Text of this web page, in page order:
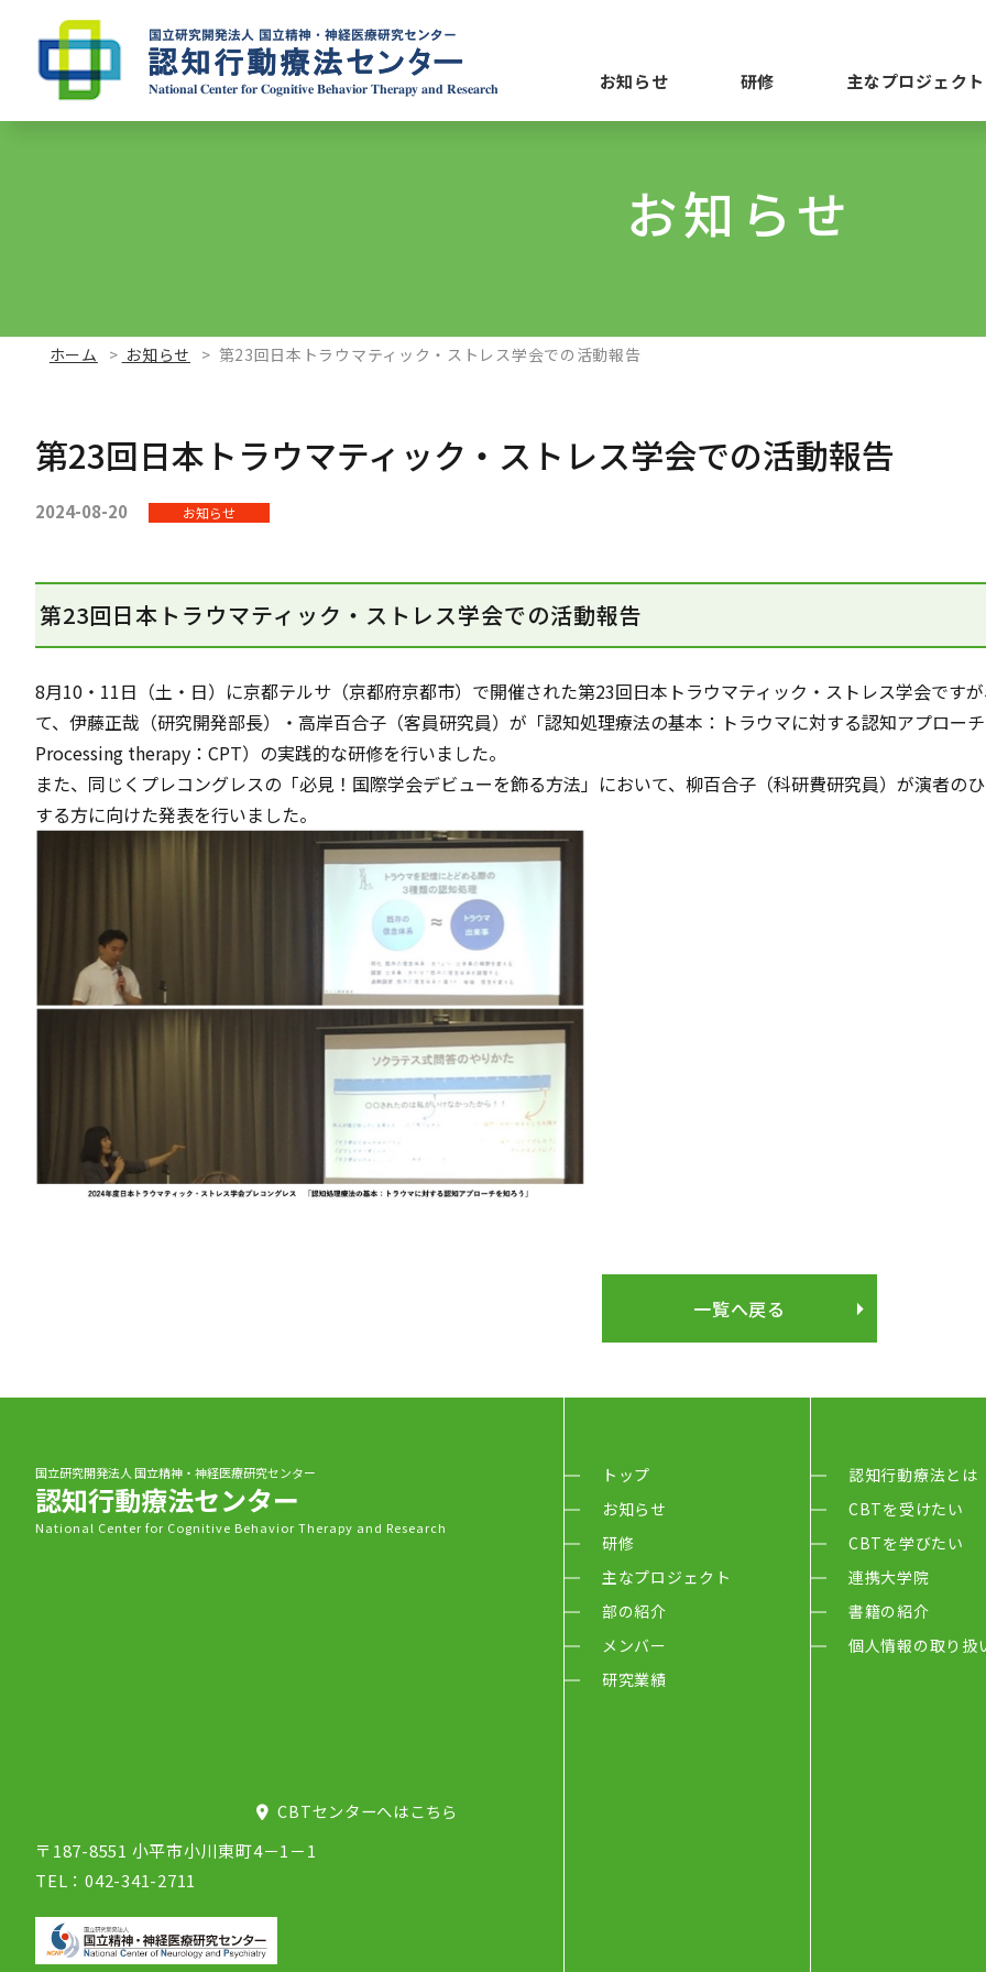
お知らせ 研修 主なプロジェクト
お知らせ
ホーム お知らせ 第23回日本トラウマティック・ストレス学会での活動報告
第23回日本トラウマティック・ストレス学会での活動報告
2024-08-20 お知らせ
第23回日本トラウマティック・ストレス学会での活動報告
8月10・11日（土・日）に京都テルサ（京都府京都市）で開催された第23回日本トラウマティック・ストレス学会です
て、伊藤正哉（研究開発部長）・高岸百合子（客員研究員）が「認知処理療法の基本：トラウマに対する認知アプロ
Processing therapy：CPT）の実践的な研修を行いました。
また、同じくプレコングレスの「必見！国際学会デビューを飾る方法」において、柳百合子（科研費研究員）が演者の
する方に向けた発表を行いました。
一覧へ戻る
国立研究開発法人 国立精神・神経医療研究センター
認知行動療法センター
National Center for Cognitive Behavior Therapy and Research
CBTセンターへはこちら
〒187-8551 小平市小川東町4－1－1
TEL：042-341-2711
トップ
お知らせ
研修
主なプロジェクト
部の紹介
メンバー
研究業績
認知行動療法とは
CBTを受けたい
CBTを学びたい
連携大学院
書籍の紹介
個人情報の取り扱